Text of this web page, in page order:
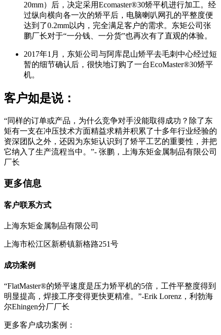
20mm）后，决定采用Ecomaster®30矫平机进行加工。经
过纵向横向各一次的矫平后，电脑喇叭网孔的平整度便
达到了0.2mm以内，完全满足客户的需求。东矩公司张
鹏厂长对于“一分钱、一分货”也再次有了直观的体验。
2017年1月，东矩公司与阿库昆山矫平去毛刺中心经过短
暂的细节确认后，很快地订购了一台EcoMaster®30矫平
机。
客户如是说：
“同样的订单或产品，为什么竞争对手没能取得成功？除了东
矩有一支在冲压技术方面精益求精并积累了十多年行业经验的
资深团队之外，还因为东矩认识到了矫平工艺的重要性，并把
它纳入了生产流程当中。”- 张鹏，上海东矩金属制品有限公司
厂长
更多信息
客户联系方式
上海东矩金属制品有限公司
上海市松江区新桥镇新格路251号
成功案例
“FlatMaster®的矫平速度是压力矫平机的5倍，工件平整度得到
明显提高，焊接工序变得更快更精准。”-Erik Lorenz，利勃海
尔Ehingen分厂厂长
更多客户成功案例：